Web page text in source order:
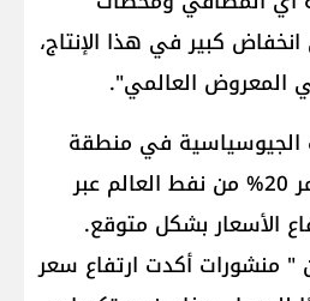
كبير في هذا الإنتاج،
المعروض العالمي".
الجيوسياسية في منطقة
الخليج العربي، حيث يمر 20% من نفط العالم عبر ​
الأسعار بشكل متوقع.
منشورات أكدت ارتفاع سعر